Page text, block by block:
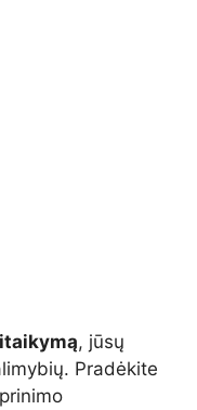
, jūsų
Pradėkite